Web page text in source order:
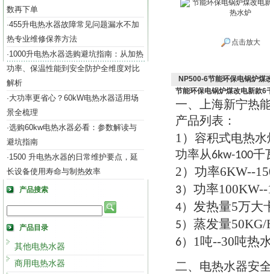
数再下单
·455升电热水器故障常见问题漏水不加
热专业维修保养方法
·1000升电热水器选购避坑指南：从加热
功率、保温性能到安全防护全维度对比
解析
·大功率更省心？60kW电热水器适用场
景全梳理
·选购60kw电热水器必看：参数解读与
避坑指南
·1500 升电热水器的日常维护要点，延
长设备使用寿命与制热效率
产品搜索
产品目录
其他电热水器
商用电热水器
点击放大
NP500-6节能环保电锅炉煤
节能环保电锅炉煤改电新款6
一、
上海新宁热
产品列表 ：
1） 容积式电热水
功率从6kw-100千
2） 功率6KW--
3） 功率
4） 发热量5万大
5） 蒸发量
6） 1吨--30吨热
二、 电热水器安